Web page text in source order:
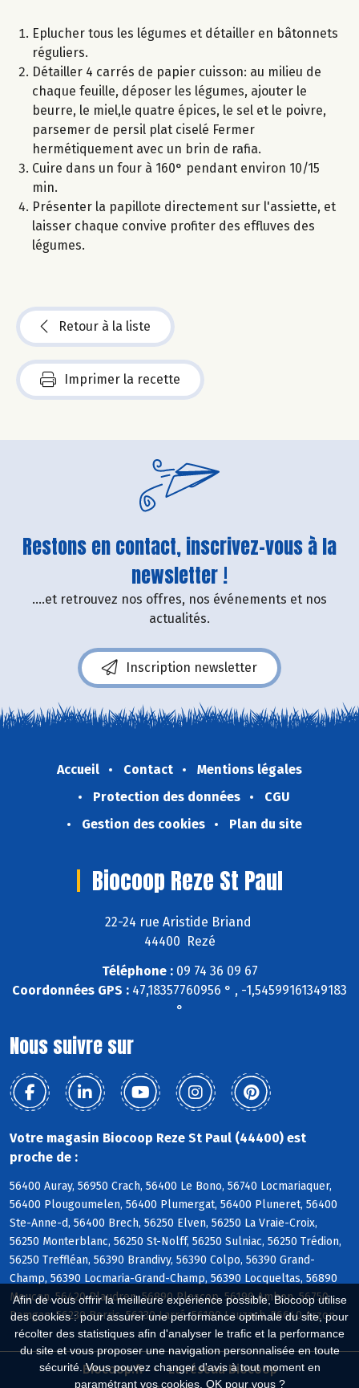
Afin de vous offrir la meilleure expérience possible, Biocoop utilise
des cookies : pour assurer une performance optimale du site, pour
récolter des statistiques afin d'analyser le trafic et la performance
du site et vous proposer une navigation personnalisée en toute
sécurité. Vous pouvez changer d'avis à tout moment en
paramétrant vos cookies. OK pour vous ?
Eplucher tous les légumes et détailler en bâtonnets
réguliers.
Détailler 4 carrés de papier cuisson: au milieu de
chaque feuille, déposer les légumes, ajouter le
beurre, le miel,le quatre épices, le sel et le poivre,
parsemer de persil plat ciselé Fermer
hermétiquement avec un brin de rafia.
Cuire dans un four à 160° pendant environ 10/15
min.
Présenter la papillote directement sur l'assiette, et
laisser chaque convive profiter des effluves des
légumes.
Retour à la liste
Imprimer la recette
Restons en contact, inscrivez-vous à la
newsletter !
....et retrouvez nos offres, nos événements et nos
actualités.
Inscription newsletter
Accueil Contact
Mentions légales
Protection des données
CGU
Gestion des cookies
Plan du site
Biocoop Reze St Paul
22-24 rue Aristide Briand
44400 Rezé
Téléphone :09 74 36 09 67
Coordonnées GPS : 47,18357760956 ° , -1,54599161349183
°
Nous suivre sur
Votre magasin Biocoop Reze St Paul (44400) est
proche de :
56400 Auray, 56950 Crach, 56400 Le Bono, 56740 Locmariaquer,
56400 Plougoumelen, 56400 Plumergat, 56400 Pluneret, 56400
Ste-Anne-d, 56400 Brech, 56250 Elven, 56250 La Vraie-Croix,
56250 Monterblanc, 56250 St-Nolff, 56250 Sulniac, 56250 Trédion,
56250 Treffléan, 56390 Brandivy, 56390 Colpo, 56390 Grand-
Champ, 56390 Locmaria-Grand-Champ, 56390 Locqueltas, 56890
Meucon, 56420 Plaudren, 56890 Plescop, 56190 Ambon, 56750
Damgan, 56230 Berric, 56230 Larré, 56190 Lauzach, 56640 Arzon
Biocoop.fr
Le réseau Biocoop